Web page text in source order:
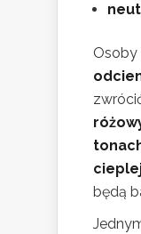
Osoby
będą